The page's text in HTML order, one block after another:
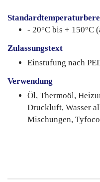
- 20°C bis + 150°C
Zulassungstext
Einstufung nach
Verwendung
Öl, Thermoöl,
Druckluft, Wasser
Mischungen,